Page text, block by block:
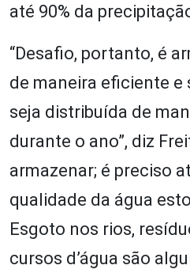
até 90% da
“Desafio, portanto, é
de maneira eficiente e
seja distribuída de
durante o ano”, diz
armazenar; é preciso
qualidade da água
Esgoto nos rios,
cursos d’água são